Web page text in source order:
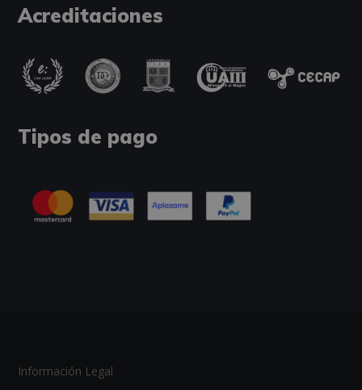
Acreditaciones
Tipos de pago
Información Legal